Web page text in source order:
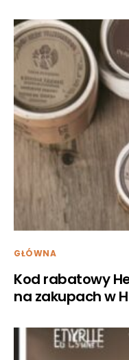
GŁÓWNA
Kod rabatowy
na zakupach w